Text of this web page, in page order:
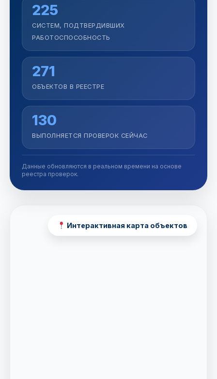
225
СИСТЕМ, ПОДТВЕРДИВШИХ
РАБОТОСПОСОБНОСТЬ
271
ОБЪЕКТОВ В РЕЕСТРЕ
130
ВЫПОЛНЯЕТСЯ ПРОВЕРОК СЕЙЧАС
Данные обновляются в реальном времени на основе
реестра проверок.
Интерактивная карта объектов